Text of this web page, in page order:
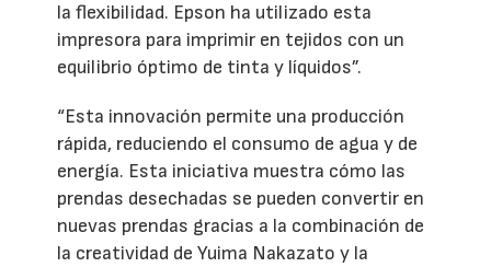
la flexibilidad. Epson ha utilizado esta
impresora para imprimir en tejidos con un
equilibrio óptimo de tinta y líquidos”.
“Esta innovación permite una producción
rápida, reduciendo el consumo de agua y de
energía. Esta iniciativa muestra cómo las
prendas desechadas se pueden convertir en
nuevas prendas gracias a la combinación de
la creatividad de Yuima Nakazato y la